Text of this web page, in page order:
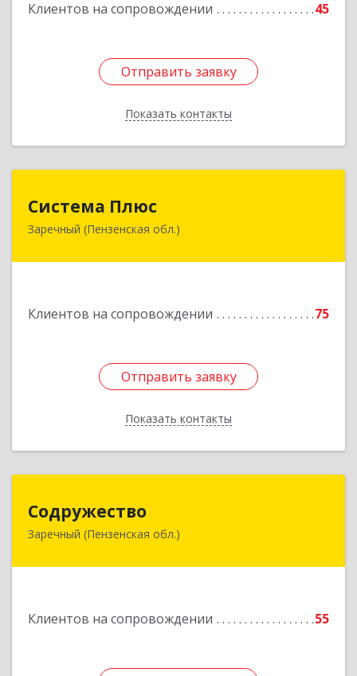
Клиентов на сопровождении 45
Отправить заявку
Показать контакты
Отправить заявку
Назад
Система Плюс
Заречный (Пензенская обл.)
Клиентов на сопровождении 75
Отправить заявку
Показать контакты
442960, Пензенская обл, Заречный г,
Отправить заявку
Назад
Содружество
Заречный (Пензенская обл.)
Клиентов на сопровождении 55
442962, Пензенская обл, Заречный г,